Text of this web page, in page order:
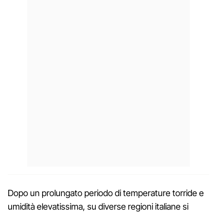
Dopo un prolungato periodo di temperature torride e
umidità elevatissima, su diverse regioni italiane si